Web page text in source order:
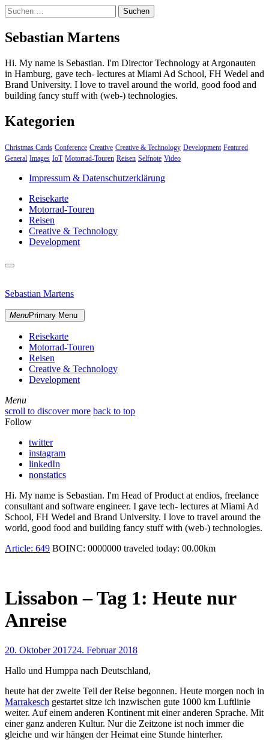
Suchen
nach:
Sebastian Martens
Hi. My name is Sebastian. I'm Director Technology at Argonauten
in Hamburg, gave tech- lectures at Miami Ad School, FH Wedel and
Brand University. I love to travel around the world, good food and
building fancy stuff with (web-) technologies.
Kategorien
Christmas Cards Conference Creative Creative & Technology Development Featured
General Images IoT Motorrad-Touren Reisen Selfnote Video
Impressum & Datenschutzerklärung
Reisekarte
Motorrad-Touren
Reisen
Creative & Technology
Development
close
content
Sebastian Martens
MenuPrimary Menu
Reisekarte
Motorrad-Touren
Reisen
Creative & Technology
Development
Menu
Menu
scroll to discover more back to top
Follow
twitter
instagram
linkedIn
nonstatics
Hi. My name is Sebastian. I'm Head of Product at endios, freelance
consultant and software engineer. I gave tech- lectures at Miami Ad
School, FH Wedel and Brand University. I love to travel around the
world, good food and building fancy stuff with (web-) technologies.
Article: 649 BOINC: 0000000 traveled today: 00.00km
Lissabon – Tag 1: Heute nur
Anreise
20. Oktober 201724. Februar 2018
Hallo und Humppa nach Deutschland,
heute hat der zweite Teil der Reise begonnen. Heute morgen noch in
Marrakesch gestartet sitze ich inzwischen gute 1000 km Luftlinie
weiter. Auf einem anderen Kontinent mit einer anderen Sprache. Mit
einer ganz anderen Kultur. Nur die Zeitzone ist noch immer die
gleiche und wir hängen der Heimat eine Stunde hinterher.